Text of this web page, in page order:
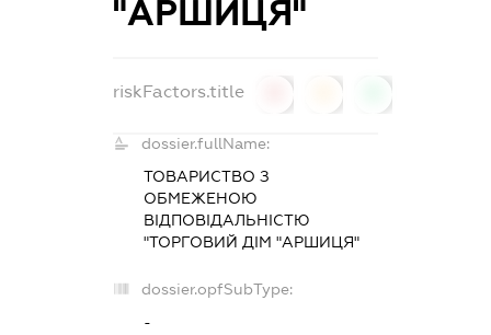
"АРШИЦЯ"
riskFactors.title
dossier.fullName:
ТОВАРИСТВО З
ОБМЕЖЕНОЮ
ВІДПОВІДАЛЬНІСТЮ
"ТОРГОВИЙ ДІМ "АРШИЦЯ"
dossier.opfSubType:
-